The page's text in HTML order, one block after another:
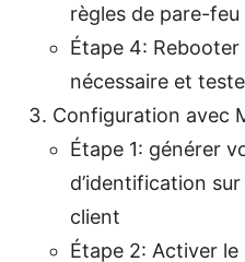
règles de pare-feu
Étape 4: Rebooter
nécessaire et
Configuration avec
Étape 1: générer
d’identification
client
Étape 2: Activer